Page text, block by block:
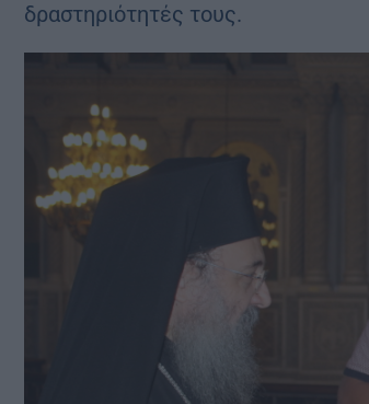
δραστηριότητές τους.